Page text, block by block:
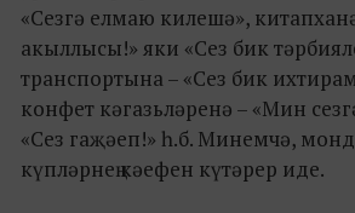
«Сезгә елмаю килешә»,
акыллысы!» яки «Сез бик
транспортына – «Сез бик
конфет кәгазьләренә – «Мин
«Сез гаҗәеп!» һ.б. Минемчә,
күпләрнең кәефен күтәрер иде.